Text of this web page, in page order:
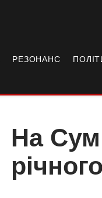
РЕЗОНАНС
На